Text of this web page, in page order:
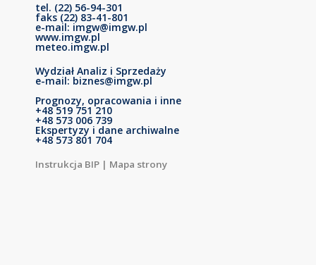
tel. (22) 56-94-301
faks (22) 83-41-801
e-mail: imgw@imgw.pl
www.imgw.pl
meteo.imgw.pl
Wydział Analiz i Sprzedaży
e-mail: biznes@imgw.pl
Prognozy, opracowania i inne
+48 519 751 210
+48 573 006 739
Ekspertyzy i dane archiwalne
+48 573 801 704
Instrukcja BIP | Mapa strony